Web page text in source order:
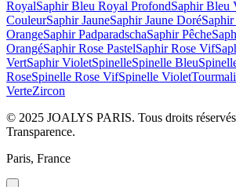
RoyalSaphir Bleu Royal ProfondSaphir Bleu
CouleurSaphir JauneSaphir Jaune Doré
OrangeSaphir PadparadschaSaphir Pêche
OrangéSaphir Rose PastelSaphir Rose Vif
VertSaphir VioletSpinelleSpinelle Bleu
RoseSpinelle Rose VifSpinelle Violet
VerteZircon
© 2025 JOALYS PARIS. Tous droits
Transparence.
Paris, France